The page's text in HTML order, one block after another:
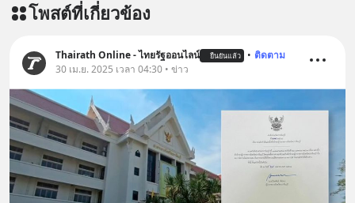
โพสต์ที่เกี่ยวข้อง
Thairath Online - ไทยรัฐออนไลน์ ยืนยันแล้ว • ติดตาม
30 เม.ย. 2025 เวลา 04:30 • ข่าว